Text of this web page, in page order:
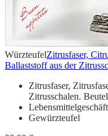
WürzteufelZitrusfaser,
Ballaststoff aus der
Zitrusfaser,
Zitrusschalen.
Lebensmittelgeschäft
Gewürzteufel